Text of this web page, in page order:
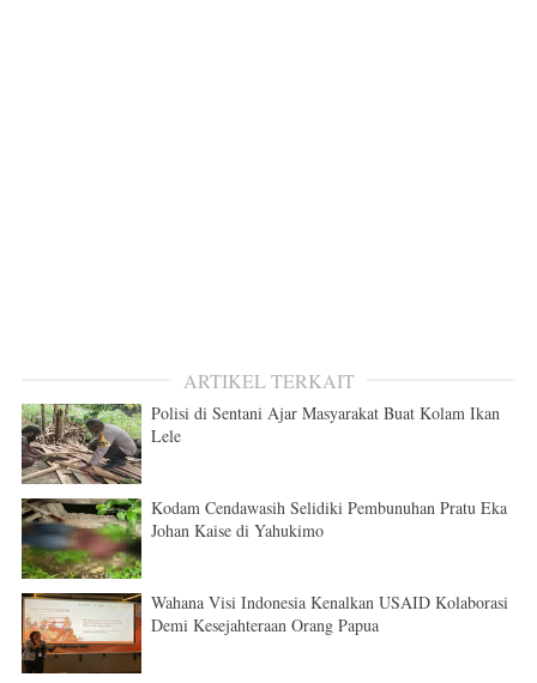
ARTIKEL TERKAIT
Polisi di Sentani Ajar Masyarakat Buat Kolam Ikan
Lele
Kodam Cendawasih Selidiki Pembunuhan Pratu Eka
Johan Kaise di Yahukimo
Wahana Visi Indonesia Kenalkan USAID Kolaborasi
Demi Kesejahteraan Orang Papua